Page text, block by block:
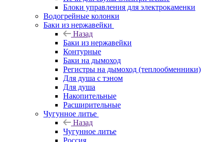
Блоки управления для электрокаменки
Водогрейные колонки
Баки из нержавейки
Назад
Баки из нержавейки
Контурные
Баки на дымоход
Регистры на дымоход (теплообменники)
Для душа с тэном
Для душа
Накопительные
Расширительные
Чугунное литье
Назад
Чугунное литье
Россия